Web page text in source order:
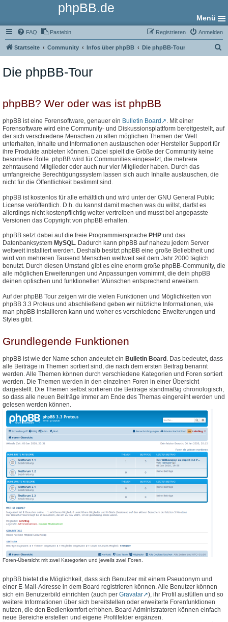
phpBB.de
Menü
FAQ Pastebin Anmelden
Registrieren
Startseite Community Infos über phpBB Die phpBB-Tour
Die phpBB-Tour
phpBB? Wer oder was ist phpBB
phpBB ist eine Forensoftware, genauer ein Bulletin Board
. Mit einer
Forensoftware wird eine Community- und Diskussionsplattform bereitgestellt, auf
der sich verschiedene Menschen zu allen möglichen Themen der Welt
unterhalten, Inhalte und Informationen austauschen oder Hersteller Support für
ihre Produkte anbieten können. Dabei spielt die Größe der Community keine
besondere Rolle. phpBB wird für Communities eingesetzt, die mehrere
zehntausend Mitglieder oder auch nur vier Mitglieder haben. Durch das
umfangreiche Berechtigungssystem lassen sich auch Inhalte austauschen, die
nicht für die Öffentlichkeit bestimmt sind.
phpBB ist kostenlos für alle erhältlich und wird unter der GNU General Public
License veröffentlich. D.h. du kannst damit machen was du willst, darfst es
allerdings nicht kostenpflichtig weiter vertreiben und musst bei angepasste
Versionen das Copyright von phpBB erhalten.
phpBB setzt dabei auf die freie Programmiersprache PHP und das
Datenbanksystem MySQL. Dadurch kann phpBB auf nahezu jedem Server
weltweit installiert werden. Deshalb besitzt phpBB eine große Beliebtheit und
wird von mehreren Tausend Menschen weltweit seit dem Jahr 2000 täglich
benutzt. Durch diesen Umstand gibt es eine enorm große phpBB-Community, die
alle möglichen Erweiterungen und Anpassungen vornimmt, die dein phpBB
deinen optischen und funktionellen Wünschen entsprechend erweitern.
Auf der phpBB Tour zeigen wir die vielen Funktionen und Möglichkeiten von
phpBB 3.3 Proteus und abschließend geben wir nützliche Informationen, wie
man phpBB installieren kann und woher es verschiedene Erweiterungen und
Styles gibt.
Grundlegende Funktionen
phpBB ist wie der Name schon andeutet ein Bulletin Board . Das bedeutet, dass
alle Beiträge in Themen sortiert sind, die nach dem ersten Beitrag benannt
werden. Alle Themen können durch verschiedene Kategorien und Foren sortiert
werden. Die Themen werden in den einzelnen Foren in einer Übersicht
dargestellt. Die Themen selbst sortieren die Beiträge standmäßig chronologisch,
so dass alle neuen Beiträge immer am Ende des Themas eingereiht werden und
gelesen werden können.
Foren-Übersicht mit zwei Kategorien und jeweils zwei Foren.
phpBB bietet die Möglichkeit, dass sich Benutzer mit einem Pseudonym und
einer E-Mail-Adresse in dem Board registrieren können. Alle Benutzer können
sich ein Benutzerbild einrichten (auch per Gravatar
), ihr Profil ausfüllen und so
weitere Informationen über sich bereitstellen oder erweiterte Forenfunktionen
nutzen, die den Bedienkomfort erhöhen. Board Administratoren können einfach
neue Bereiche erstellen und eigene Profilfelder ergänzen.